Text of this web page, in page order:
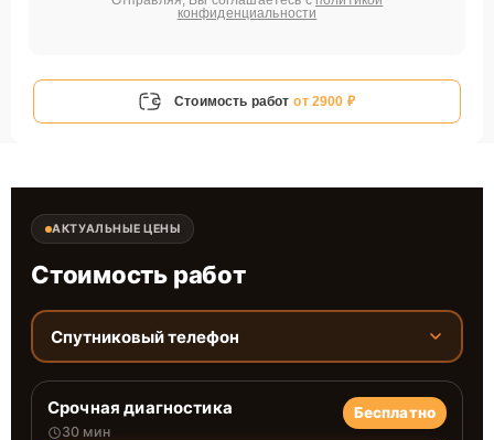
конфиденциальности
Стоимость работ от 2900 ₽
АКТУАЛЬНЫЕ ЦЕНЫ
Стоимость работ
Спутниковый телефон
Срочная диагностика
30 мин
Бесплатно